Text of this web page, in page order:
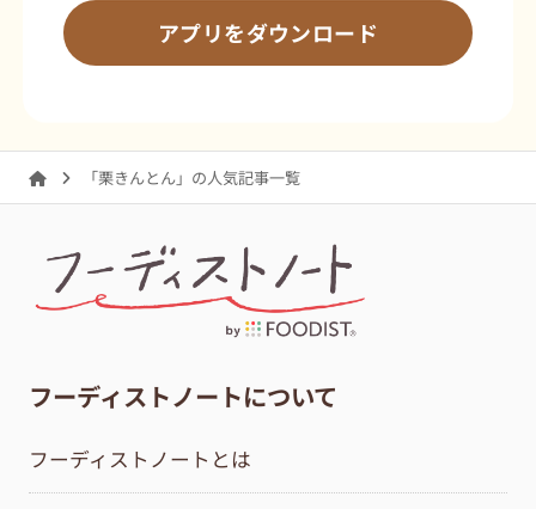
アプリをダウンロード
「栗きんとん」の人気記事一覧
フーディストノートについて
フーディストノートとは